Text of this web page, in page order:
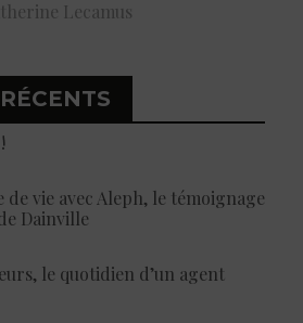
Lecamus
vie avec Aleph, le témoignage
Dainville
le quotidien d’un agent